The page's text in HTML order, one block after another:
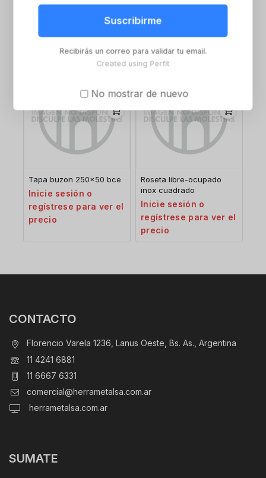
negro
regístrese para ver el
precio
Tapa buzon 250×50 bce
Inicie sesión o
regístrese para ver el
precio
Roseta libre-ocupado
inox cuadrado
Inicie sesión o
regístrese para ver el
precio
CONTACTO
Florencio Varela 1236, Lanus Oeste, Bs. As., Argentina
11 4241 6881
11 6667 6331
comercial@herrametalsa.com.ar
herrametalsa.com.ar
SUMATE
Suscribirme
Recibirás un correo para validar tu email.
Created using Perfit
No mostrar de nuevo